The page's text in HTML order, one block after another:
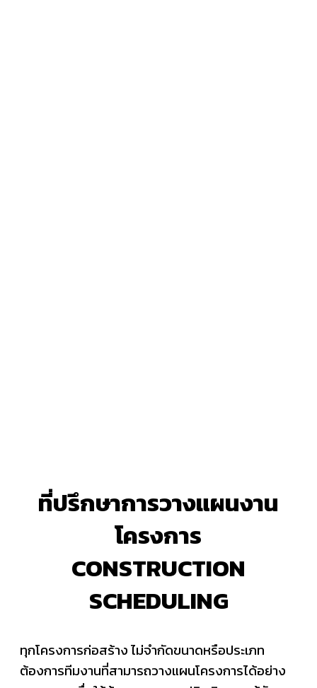
ที่ปรึกษาการวางแผนงาน
โครงการ
CONSTRUCTION
SCHEDULING
ทุกโครงการก่อสร้าง ไม่จำกัดขนาดหรือประเภท
ต้องการทีมงานที่สามารถวางแผนโครงการได้อย่าง